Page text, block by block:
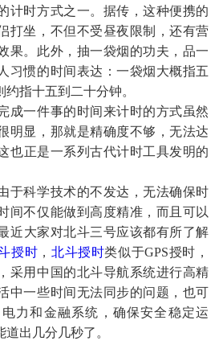
计时方式之一。据传，这种便携的
打坐，不但不受昼夜限制，还有营
果。此外，抽一袋烟的功夫，品一
习惯的时间表达：一袋烟大概指五
指十五到二十分钟。
成一件事的时间来计时的方式虽然
明显，那就是精确度不够，无法达
也正是一系列古代计时工具发明的
于科学技术的不发达，无法确保时
间不仅能做到高度精准，而且可以
最近大家对北斗三号应该都有所了解
授时 ， 北斗授时类似于GPS授时，
采用中国的北斗导航系统进行高精
中一些时间无法同步的问题，也可
力和金融系统，确保安全稳定运
出几分几秒了。